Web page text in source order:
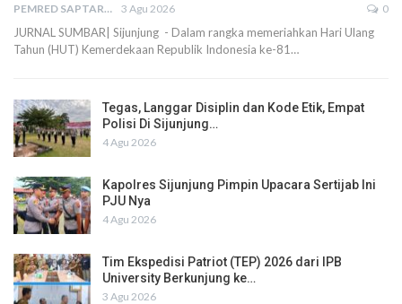
PEMRED SAPTARIUS 3 Agu 2026 0
JURNAL SUMBAR| Sijunjung - Dalam rangka memeriahkan Hari Ulang
Tahun (HUT) Kemerdekaan Republik Indonesia ke-81…
Tegas, Langgar Disiplin dan Kode Etik, Empat
Polisi Di Sijunjung…
4 Agu 2026
Kapolres Sijunjung Pimpin Upacara Sertijab Ini
PJU Nya
4 Agu 2026
Tim Ekspedisi Patriot (TEP) 2026 dari IPB
University Berkunjung ke…
3 Agu 2026